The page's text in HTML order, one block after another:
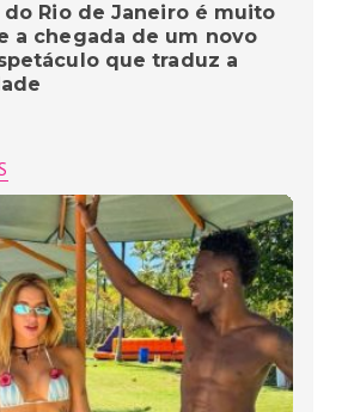
do Rio de Janeiro é muito
a chegada de um novo
que traduz a